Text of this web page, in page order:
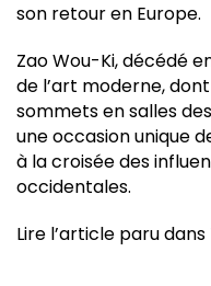
son retour en Europe.
Zao Wou-Ki, décédé
de l’art moderne,
sommets en salles
une occasion unique
à la croisée des
occidentales.
Lire l’article paru dans